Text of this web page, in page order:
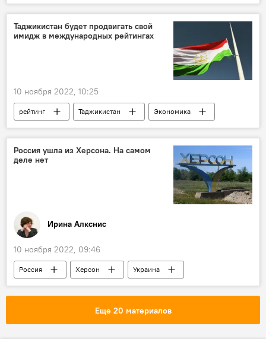
визит
Здравоохранение
Таджикистан будет продвигать свой
имидж в международных рейтингах
10 ноября 2022, 10:25
рейтинг Таджикистан
Экономика
развитие
Политика
Россия ушла из Херсона. На самом
деле нет
Иринa Алкснис
10 ноября 2022, 09:46
Россия Херсон
Украина
Аналитика
Колумнисты
Политика
Еще 20 материалов